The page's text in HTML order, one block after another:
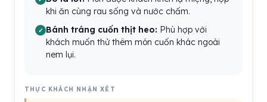
khi ăn cùng rau sống và nước chấm.
Bánh tráng cuốn thịt heo: Phù hợp với
khách muốn thử thêm món cuốn khác ngoài
nem lụi.
THỰC KHÁCH NHẬN XÉT